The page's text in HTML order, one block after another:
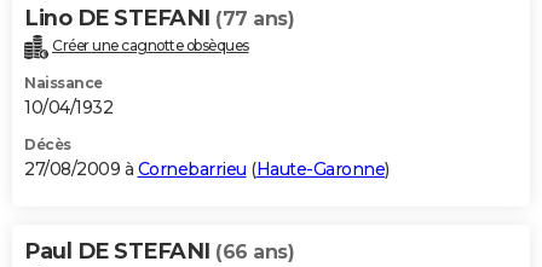
Lino DE STEFANI (77 ans)
Créer une cagnotte obsèques
Naissance
10/04/1932
Décès
27/08/2009 à Cornebarrieu (Haute-Garonne)
Paul DE STEFANI (66 ans)